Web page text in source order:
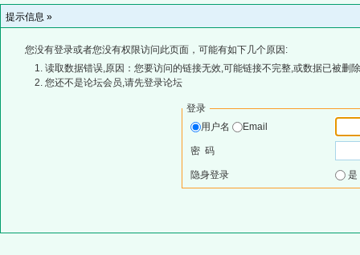
提示信息 »
您没有登录或者您没有权限访问此页面，可能有如下几个原因:
读取数据错误,原因：您要访问的链接无效,可能链接不完整,或数据已被删
您还不是论坛会员,请先登录论坛
登录
用户名
Email
密 码
隐身登录